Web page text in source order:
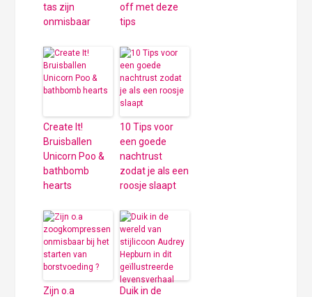
tas zijn
onmisbaar
off met deze
tips
Create It!
Bruisballen
Unicorn Poo &
bathbomb
hearts
10 Tips voor
een goede
nachtrust
zodat je als een
roosje slaapt
Zijn o.a
Duik in de